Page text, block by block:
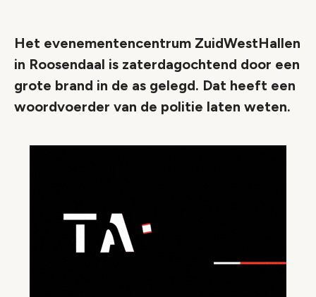
Het evenementencentrum ZuidWestHallen
in Roosendaal is zaterdagochtend door een
grote brand in de as gelegd. Dat heeft een
woordvoerder van de politie laten weten.